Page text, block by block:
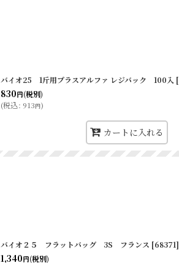
バイオ25 1斤用プラスアルファ レジバック 100入 [
830円(税別)
(税込: 913円)
カートに入れる
バイオ２５ フラットバッグ 3S フランス [68371]
1,340円(税別)